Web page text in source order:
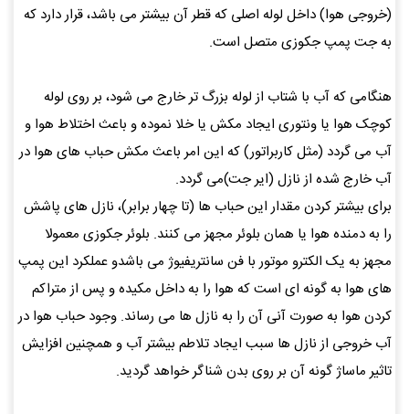
(خروجی هوا) داخل لوله اصلی که قطر آن بیشتر می باشد، قرار دارد که
به جت پمپ جکوزی متصل است.
هنگامی که آب با شتاب از لوله بزرگ تر خارج می شود، بر روی لوله
کوچک هوا یا ونتوری ایجاد مکش یا خلا نموده و باعث اختلاط هوا و
آب می گردد (مثل کاربراتور) که این امر باعث مکش حباب های هوا در
آب خارج شده از نازل (ایر جت)می گردد.
برای بیشتر کردن مقدار این حباب ها (تا چهار برابر)، نازل های پاشش
را به دمنده هوا یا همان بلوئر مجهز می کنند. بلوئر جکوزی معمولا
مجهز به یک الکترو موتور با فن سانتریفیوژ می باشدو عملکرد این پمپ
های هوا به گونه ای است که هوا را به داخل مکیده و پس از متراکم
کردن هوا به صورت آنی آن را به نازل ها می رساند. وجود حباب هوا در
آب خروجی از نازل ها سبب ایجاد تلاطم بیشتر آب و همچنین افزایش
تاثیر ماساژ گونه آن بر روی بدن شناگر خواهد گردید.